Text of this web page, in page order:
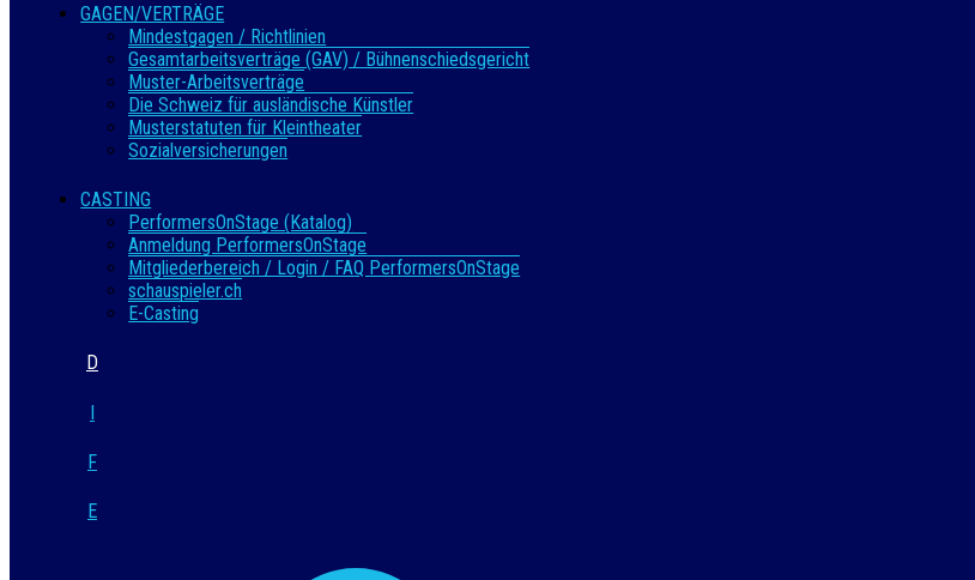
GAGEN/VERTRÄGE
Mindestgagen / Richtlinien
Gesamtarbeitsverträge (GAV) / Bühnenschiedsgericht
Muster-Arbeitsverträge
Die Schweiz für ausländische Künstler
Musterstatuten für Kleintheater
Sozialversicherungen
CASTING
PerformersOnStage (Katalog)
Anmeldung PerformersOnStage
Mitgliederbereich / Login / FAQ PerformersOnStage
schauspieler.ch
E-Casting
D
I
F
E